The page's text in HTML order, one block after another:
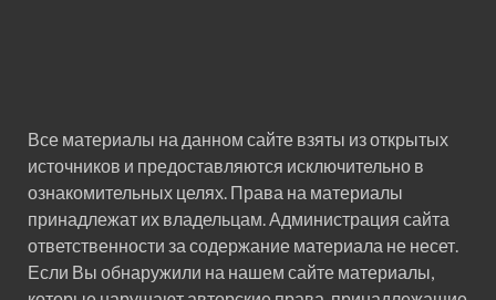
Все материалы на данном сайте взяты из открытых
источников и предоставляются исключительно в
ознакомительных целях. Права на материалы
принадлежат их владельцам. Администрация сайта
ответственности за содержание материала не несет.
Если Вы обнаружили на нашем сайте материалы,